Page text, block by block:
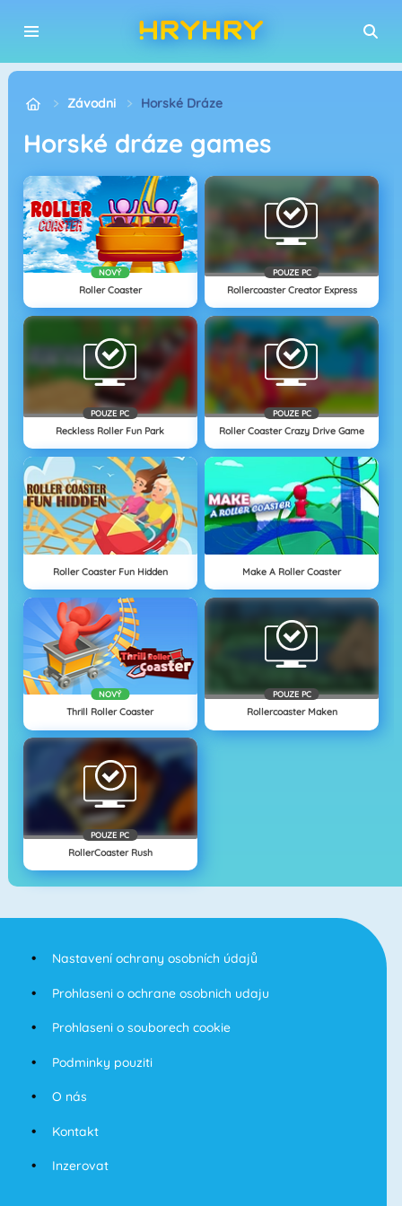
Závodni Horské Dráze
horské dráze games
NOVÝ
Roller Coaster
POUZE PC
Rollercoaster Creator Express
POUZE PC
Reckless Roller Fun Park
POUZE PC
Roller Coaster Crazy Drive Game
Roller Coaster Fun Hidden Make A Roller Coaster
NOVÝ
Thrill Roller Coaster
POUZE PC
Rollercoaster Maken
POUZE PC
RollerCoaster Rush
Nastavení ochrany osobních údajů
Prohlaseni o ochrane osobnich udaju
Prohlaseni o souborech cookie
Podminky pouziti
O nás
Kontakt
Inzerovat